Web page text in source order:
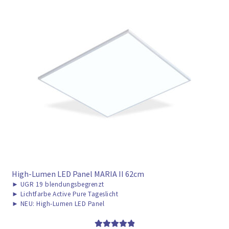
High-Lumen LED Panel MARIA II 62cm
► UGR 19 blendungsbegrenzt
► Lichtfarbe Active Pure Tageslicht
► NEU: High-Lumen LED Panel